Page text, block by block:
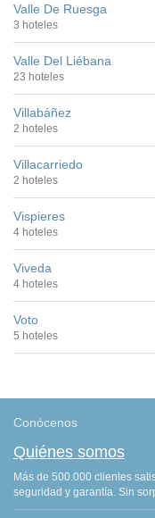
Valle De Ruesga
3 hoteles
Valle Del Liébana
23 hoteles
Villabáñez
2 hoteles
Villacarriedo
2 hoteles
Vispieres
4 hoteles
Viveda
4 hoteles
Voto
5 hoteles
Conócenos
Quiénes somos
Más de 500.000 clientes
seguridad y garantía. Sin